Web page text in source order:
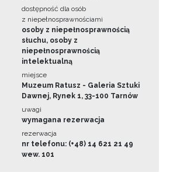
dostępność dla osób
z niepełnosprawnościami
osoby z niepełnosprawnością
słuchu, osoby z
niepełnosprawnością
intelektualną
miejsce
Muzeum Ratusz - Galeria Sztuki
Dawnej, Rynek 1, 33-100 Tarnów
uwagi
wymagana rezerwacja
rezerwacja
nr telefonu: (+48) 14 621 21 49
wew. 101